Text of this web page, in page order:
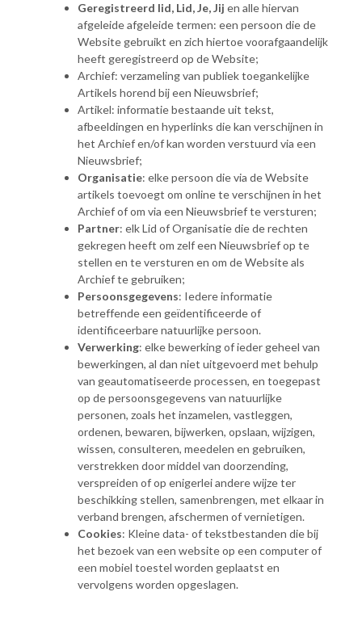
Geregistreerd lid, Lid, Je, Jij en alle hiervan
afgeleide afgeleide termen: een persoon die de
Website gebruikt en zich hiertoe voorafgaandelijk
heeft geregistreerd op de Website;
Archief: verzameling van publiek toegankelijke
Artikels horend bij een Nieuwsbrief;
Artikel: informatie bestaande uit tekst,
afbeeldingen en hyperlinks die kan verschijnen in
het Archief en/of kan worden verstuurd via een
Nieuwsbrief;
Organisatie: elke persoon die via de Website
artikels toevoegt om online te verschijnen in het
Archief of om via een Nieuwsbrief te versturen;
Partner: elk Lid of Organisatie die de rechten
gekregen heeft om zelf een Nieuwsbrief op te
stellen en te versturen en om de Website als
Archief te gebruiken;
Persoonsgegevens: Iedere informatie
betreffende een geïdentificeerde of
identificeerbare natuurlijke persoon.
Verwerking: elke bewerking of ieder geheel van
bewerkingen, al dan niet uitgevoerd met behulp
van geautomatiseerde processen, en toegepast
op de persoonsgegevens van natuurlijke
personen, zoals het inzamelen, vastleggen,
ordenen, bewaren, bijwerken, opslaan, wijzigen,
wissen, consulteren, meedelen en gebruiken,
verstrekken door middel van doorzending,
verspreiden of op enigerlei andere wijze ter
beschikking stellen, samenbrengen, met elkaar in
verband brengen, afschermen of vernietigen.
Cookies: Kleine data- of tekstbestanden die bij
het bezoek van een website op een computer of
een mobiel toestel worden geplaatst en
vervolgens worden opgeslagen.